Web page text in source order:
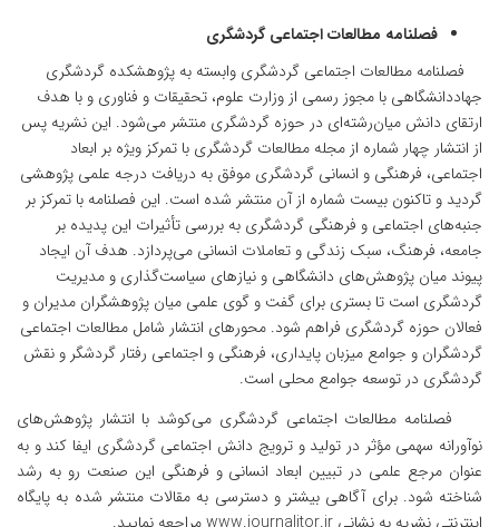
فصلنامه مطالعات اجتماعی گردشگری
فصلنامه مطالعات اجتماعی گردشگری وابسته به پژوهشکده گردشگری
جهاددانشگاهی با مجوز رسمی از وزارت علوم، تحقیقات و فناوری و با هدف
ارتقای دانش میان‌رشته‌ای در حوزه گردشگری منتشر می‌شود. این نشریه پس
از انتشار چهار شماره از مجله مطالعات گردشگری با تمرکز ویژه بر ابعاد
اجتماعی، فرهنگی و انسانی گردشگری موفق به دریافت درجه علمی پژوهشی
گردید و تاکنون بیست شماره از آن منتشر شده است. این فصلنامه با تمرکز بر
جنبه‌های اجتماعی و فرهنگی گردشگری به بررسی تأثیرات این پدیده بر
جامعه، فرهنگ، سبک زندگی و تعاملات انسانی می‌پردازد. هدف آن ایجاد
پیوند میان پژوهش‌های دانشگاهی و نیازهای سیاست‌گذاری و مدیریت
گردشگری است تا بستری برای گفت و گوی علمی میان پژوهشگران مدیران و
فعالان حوزه گردشگری فراهم شود. محورهای انتشار شامل مطالعات اجتماعی
گردشگران و جوامع میزبان پایداری، فرهنگی و اجتماعی رفتار گردشگر و نقش
گردشگری در توسعه جوامع محلی است.
فصلنامه مطالعات اجتماعی گردشگری می‌کوشد با انتشار پژوهش‌های
نوآورانه سهمی مؤثر در تولید و ترویج دانش اجتماعی گردشگری ایفا کند و به
عنوان مرجع علمی در تبیین ابعاد انسانی و فرهنگی این صنعت رو به رشد
شناخته شود. برای آگاهی بیشتر و دسترسی به مقالات منتشر شده به پایگاه